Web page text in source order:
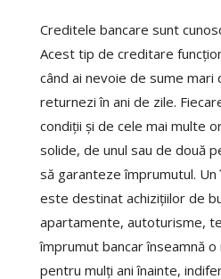
Creditele bancare sunt
Acest tip de creditare
când ai nevoie de sume mari
returnezi în ani de zile.
condiții și de cele mai multe
solide, de unul sau de două
să garanteze împrumutul. Un
este destinat achizițiilor de
apartamente, autoturisme,
împrumut bancar înseamnă
pentru mulți ani înainte,